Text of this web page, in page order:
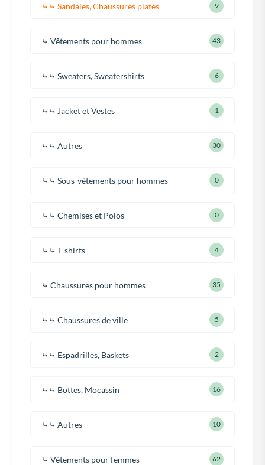
⤷⤷ Sandales, Chaussures plates 9
⤷ Vêtements pour hommes 43
⤷⤷ Sweaters, Sweatershirts 6
⤷⤷ Jacket et Vestes 1
⤷⤷ Autres 30
⤷⤷ Sous-vêtements pour hommes 0
⤷⤷ Chemises et Polos 0
⤷⤷ T-shirts 4
⤷ Chaussures pour hommes 35
⤷⤷ Chaussures de ville 5
⤷⤷ Espadrilles, Baskets 2
⤷⤷ Bottes, Mocassin 16
⤷⤷ Autres 10
⤷ Vêtements pour femmes 62